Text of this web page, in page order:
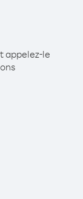
appelez-le